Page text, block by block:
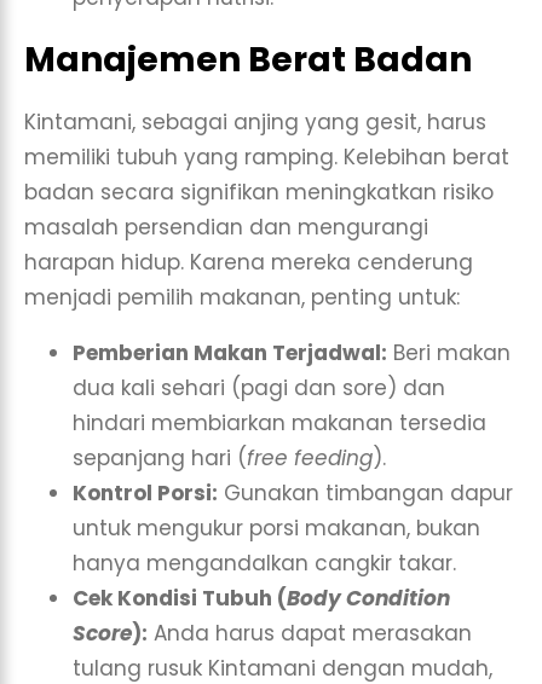
Manajemen Berat Badan
Kintamani, sebagai anjing yang gesit, harus
memiliki tubuh yang ramping. Kelebihan berat
badan secara signifikan meningkatkan risiko
masalah persendian dan mengurangi
harapan hidup. Karena mereka cenderung
menjadi pemilih makanan, penting untuk:
Pemberian Makan Terjadwal: Beri makan
dua kali sehari (pagi dan sore) dan
hindari membiarkan makanan tersedia
sepanjang hari (free feeding).
Kontrol Porsi: Gunakan timbangan dapur
untuk mengukur porsi makanan, bukan
hanya mengandalkan cangkir takar.
Cek Kondisi Tubuh (Body Condition
Score): Anda harus dapat merasakan
tulang rusuk Kintamani dengan mudah,